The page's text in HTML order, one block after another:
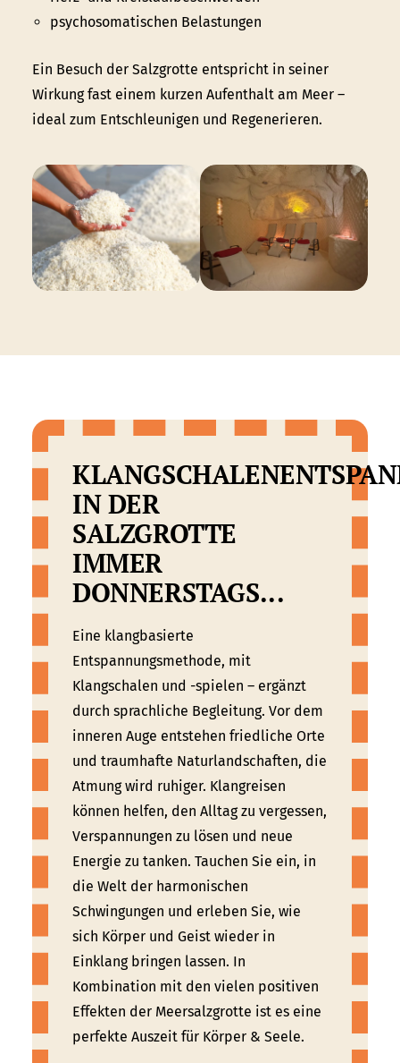
psychosomatischen Belastungen
Ein Besuch der Salzgrotte entspricht in seiner
Wirkung fast einem kurzen Aufenthalt am Meer –
ideal zum Entschleunigen und Regenerieren.
IN DER
SALZGROTTE
IMMER
DONNERSTAGS...
Eine klangbasierte
Entspannungsmethode, mit
Klangschalen und -spielen – ergänzt
durch sprachliche Begleitung. Vor dem
inneren Auge entstehen friedliche Orte
und traumhafte Naturlandschaften, die
Atmung wird ruhiger. Klangreisen
können helfen, den Alltag zu vergessen,
Verspannungen zu lösen und neue
Energie zu tanken. Tauchen Sie ein, in
die Welt der harmonischen
Schwingungen und erleben Sie, wie
sich Körper und Geist wieder in
Einklang bringen lassen. In
Kombination mit den vielen positiven
Effekten der Meersalzgrotte ist es eine
perfekte Auszeit für Körper & Seele.